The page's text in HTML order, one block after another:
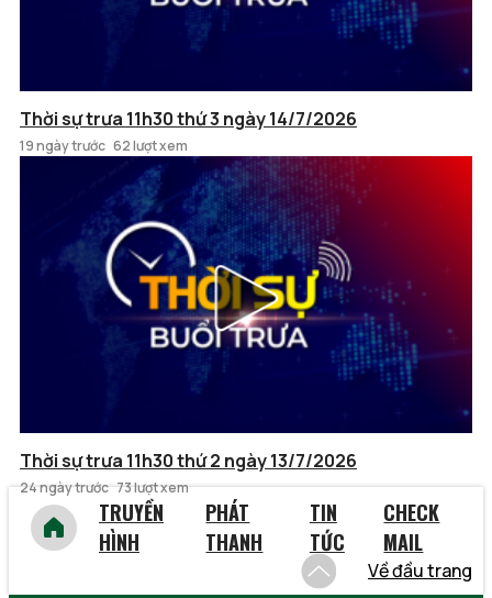
Thời sự trưa 11h30 thứ 3 ngày 14/7/2026
19 ngày trước 62 lượt xem
Thời sự trưa 11h30 thứ 2 ngày 13/7/2026
24 ngày trước 73 lượt xem
TRUYỀN
HÌNH
PHÁT
THANH
TIN
TỨC
CHECK
MAIL
Về đầu trang